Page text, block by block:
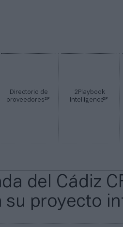
Directorio de
proveedores2P
2Playbook
Intelligence2P
del Cádiz
su proyecto